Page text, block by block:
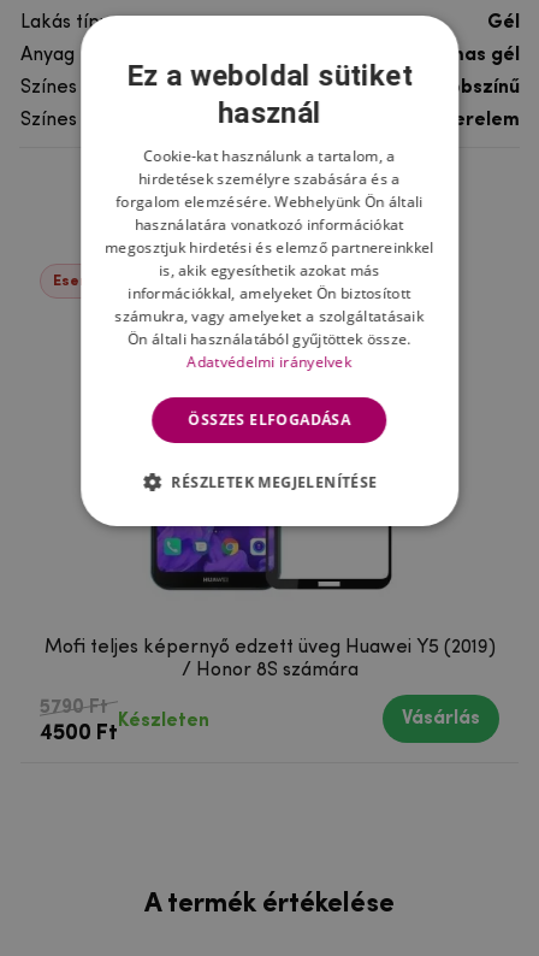
Lakás típusa
Gél
Anyag
rugalmas gél
Színes
többszínű
Színes motívum
Szerelem
Ne felejtsd el
Események -22%
Mofi teljes képernyő edzett üveg Huawei Y5 (2019)
/ Honor 8S számára
5790 Ft
4500 Ft
Készleten Vásárlás
A termék értékelése
Ez a weboldal sütiket
használ
Cookie-kat használunk a tartalom, a
hirdetések személyre szabására és a
forgalom elemzésére. Webhelyünk Ön általi
használatára vonatkozó információkat
megosztjuk hirdetési és elemző partnereinkkel
is, akik egyesíthetik azokat más
információkkal, amelyeket Ön biztosított
számukra, vagy amelyeket a szolgáltatásaik
Ön általi használatából gyűjtöttek össze.
Adatvédelmi irányelvek
ÖSSZES ELFOGADÁSA
RÉSZLETEK MEGJELENÍTÉSE